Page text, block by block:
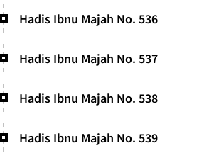
Hadis Ibnu Majah No. 536
Hadis Ibnu Majah No. 537
Hadis Ibnu Majah No. 538
Hadis Ibnu Majah No. 539